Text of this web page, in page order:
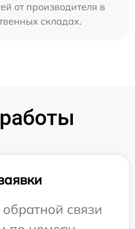
от производителя в
складах.
связи